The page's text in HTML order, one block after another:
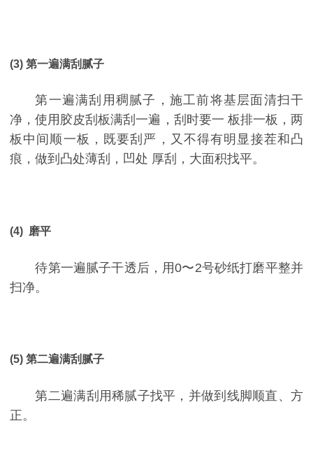
(3) 第一遍满刮腻子
第一遍满刮用稠腻子，施工前将基层面清扫干
净，使用胶皮刮板满刮一遍，刮时要一 板排一板，两
板中间顺一板，既要刮严，又不得有明显接茬和凸
痕，做到凸处薄刮，凹处 厚刮，大面积找平。
(4) 磨平
待第一遍腻子干透后，用0〜2号砂纸打磨平整并
扫净。
(5) 第二遍满刮腻子
第二遍满刮用稀腻子找平，并做到线脚顺直、方
正。